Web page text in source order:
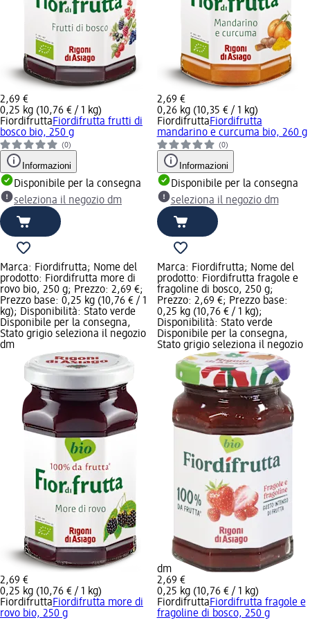
2,69 €
0,25 kg (10,76 € / 1 kg)
FiordifruttaFiordifrutta frutti di
bosco bio, 250 g
(0)
Informazioni
Disponibile per la consegna
seleziona il negozio dm
2,69 €
0,26 kg (10,35 € / 1 kg)
FiordifruttaFiordifrutta
mandarino e curcuma bio, 260 g
(0)
Informazioni
Disponibile per la consegna
seleziona il negozio dm
Marca: Fiordifrutta; Nome del
prodotto: Fiordifrutta more di
rovo bio, 250 g; Prezzo: 2,69 €;
Prezzo base: 0,25 kg (10,76 € / 1
kg); Disponibilità: Stato verde
Disponibile per la consegna,
Stato grigio seleziona il negozio
dm
2,69 €
0,25 kg (10,76 € / 1 kg)
FiordifruttaFiordifrutta more di
rovo bio, 250 g
Marca: Fiordifrutta; Nome del
prodotto: Fiordifrutta fragole e
fragoline di bosco, 250 g;
Prezzo: 2,69 €; Prezzo base:
0,25 kg (10,76 € / 1 kg);
Disponibilità: Stato verde
Disponibile per la consegna,
Stato grigio seleziona il negozio
dm
2,69 €
0,25 kg (10,76 € / 1 kg)
FiordifruttaFiordifrutta fragole e
fragoline di bosco, 250 g